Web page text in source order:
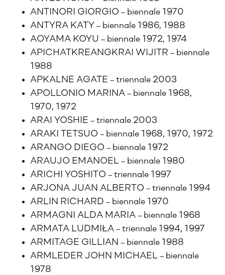
ANTINORI GIORGIO – biennale 1970
ANTYRA KATY – biennale 1986, 1988
AOYAMA KOYU – biennale 1972, 1974
APICHATKREANGKRAI WIJITR – biennale
1988
APKALNE AGATE – triennale 2003
APOLLONIO MARINA – biennale 1968,
1970, 1972
ARAI YOSHIE – triennale 2003
ARAKI TETSUO – biennale 1968, 1970, 1972
ARANGO DIEGO – biennale 1972
ARAUJO EMANOEL – biennale 1980
ARICHI YOSHITO – triennale 1997
ARJONA JUAN ALBERTO – triennale 1994
ARLIN RICHARD – biennale 1970
ARMAGNI ALDA MARIA – biennale 1968
ARMATA LUDMIŁA – triennale 1994, 1997
ARMITAGE GILLIAN – biennale 1988
ARMLEDER JOHN MICHAEL – biennale
1978